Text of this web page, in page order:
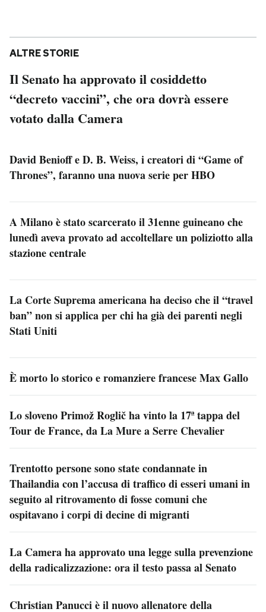
ALTRE STORIE
Il Senato ha approvato il cosiddetto
“decreto vaccini”, che ora dovrà essere
votato dalla Camera
David Benioff e D. B. Weiss, i creatori di “Game of
Thrones”, faranno una nuova serie per HBO
A Milano è stato scarcerato il 31enne guineano che
lunedì aveva provato ad accoltellare un poliziotto alla
stazione centrale
La Corte Suprema americana ha deciso che il “travel
ban” non si applica per chi ha già dei parenti negli
Stati Uniti
È morto lo storico e romanziere francese Max Gallo
Lo sloveno Primož Roglič ha vinto la 17ª tappa del
Tour de France, da La Mure a Serre Chevalier
Trentotto persone sono state condannate in
Thailandia con l’accusa di traffico di esseri umani in
seguito al ritrovamento di fosse comuni che
ospitavano i corpi di decine di migranti
La Camera ha approvato una legge sulla prevenzione
della radicalizzazione: ora il testo passa al Senato
Christian Panucci è il nuovo allenatore della